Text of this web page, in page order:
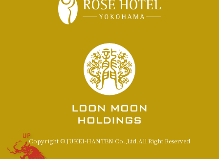
Copyright © JUKEI-HANTEN Co.,Ltd.All Right Reserved
UP